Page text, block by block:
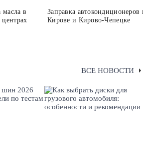
масла в
Заправка автокондиционеров в
Кирове и Кирово-Чепецке
ВСЕ НОВОСТИ